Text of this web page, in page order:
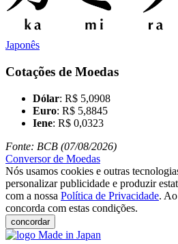
Japonês
Cotações de Moedas
Dólar: R$ 5,0908
Euro: R$ 5,8845
Iene: R$ 0,0323
Fonte: BCB (07/08/2026)
Conversor de Moedas
Nós usamos cookies e outras
personalizar publicidade e produzir
com a nossa Política de Privacidade.
concorda com estas condições.
concordar